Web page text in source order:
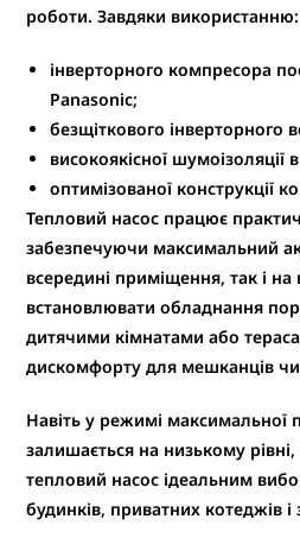
роботи. Завдяки використанню:
інверторного компресора
Panasonic;
безщіткового інверторного
високоякісної шумоізоляції
оптимізованої конструкції
Тепловий насос працює
забезпечуючи максимальний
всередині приміщення, так і
встановлювати обладнання
дитячими кімнатами або
дискомфорту для мешканців чи
Навіть у режимі максимальної
залишається на низькому
тепловий насос ідеальним
будинків, приватних котеджів